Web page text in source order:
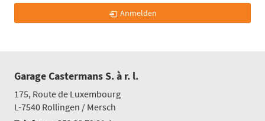
Anmelden
Garage Castermans S. à r. l.
175, Route de Luxembourg
L-7540 Rollingen / Mersch